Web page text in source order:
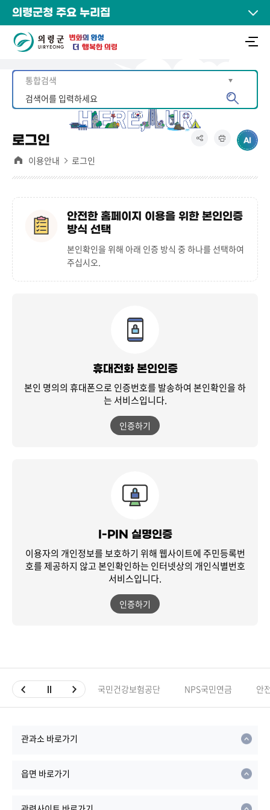
의령군청 주요 누리집
로그인
이용안내 로그인
안전한 홈페이지 이용을 위한 본인인증
방식 선택
본인확인을 위해 아래 인증 방식 중 하나를 선택하여
주십시오.
휴대전화 본인인증
본인 명의의 휴대폰으로 인증번호를 발송하여 본인확인을 하
는 서비스입니다.
인증하기
I-PIN 실명인증
이용자의 개인정보를 보호하기 위해 웹사이트에 주민등록번
호를 제공하지 않고본인확인하는 인터넷상의 개인식별번호
서비스입니다.
인증하기
국민건강보험공단 NPS국민연금 안
관과소 바로가기
읍면 바로가기